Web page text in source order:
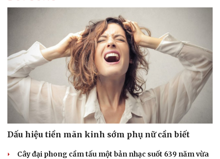
Dấu hiệu tiền mãn kinh sớm phụ nữ cần biết
Cây đại phong cầm tấu một bản nhạc suốt 639 năm vừa